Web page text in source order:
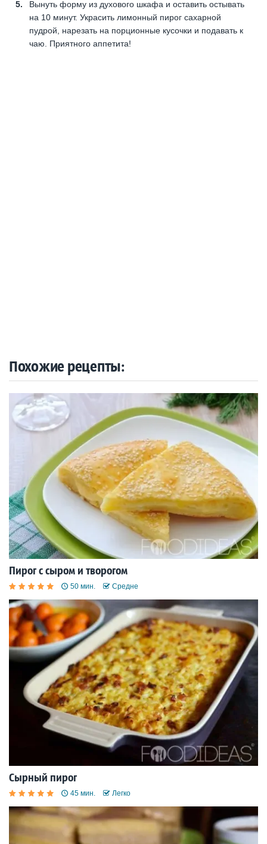
Вынуть форму из духового шкафа и оставить остывать
на 10 минут. Украсить лимонный пирог сахарной
пудрой, нарезать на порционные кусочки и подавать к
чаю. Приятного аппетита!
Похожие рецепты:
Пирог с сыром и творогом
50 мин. Средне
Сырный пирог
45 мин. Легко